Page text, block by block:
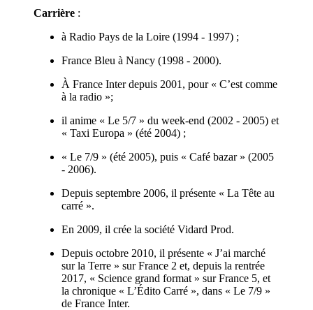
Carrière :
à Radio Pays de la Loire (1994 - 1997) ;
France Bleu à Nancy (1998 - 2000).
À France Inter depuis 2001, pour « C’est comme
à la radio »;
il anime « Le 5/7 » du week-end (2002 - 2005) et
« Taxi Europa » (été 2004) ;
« Le 7/9 » (été 2005), puis « Café bazar » (2005
- 2006).
Depuis septembre 2006, il présente « La Tête au
carré ».
En 2009, il crée la société Vidard Prod.
Depuis octobre 2010, il présente « J’ai marché
sur la Terre » sur France 2 et, depuis la rentrée
2017, « Science grand format » sur France 5, et
la chronique « L’Édito Carré », dans « Le 7/9 »
de France Inter.